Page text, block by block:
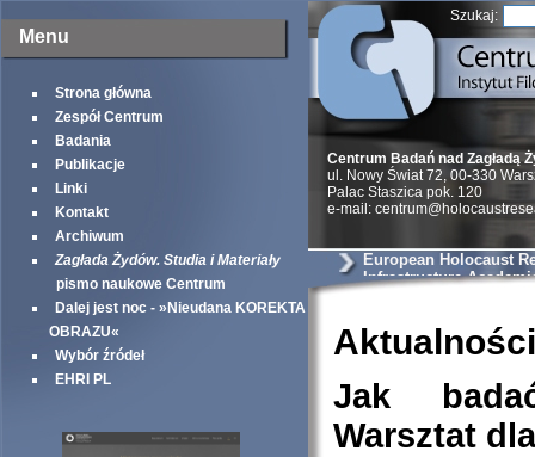
Menu
Strona główna
Zespół Centrum
Badania
Publikacje
Linki
Kontakt
Archiwum
Zagłada Żydów. Studia i Materiały
pismo naukowe Centrum
Dalej jest noc - »Nieudana KOREKTA
OBRAZU«
Wybór źródeł
EHRI PL
Szukaj:
Centrum Badań nad Zagładą
ul. Nowy Świat 72, 00-330
Palac Staszica pok. 120
e-mail:
European Holocaust
Infrastructure
Aktualności
Jak
Warsztat